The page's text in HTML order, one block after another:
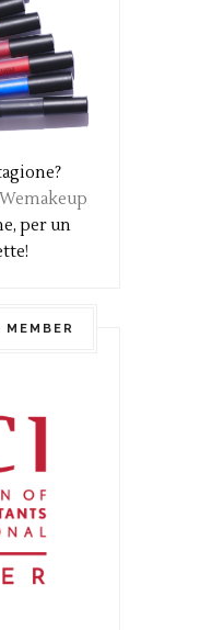
per un